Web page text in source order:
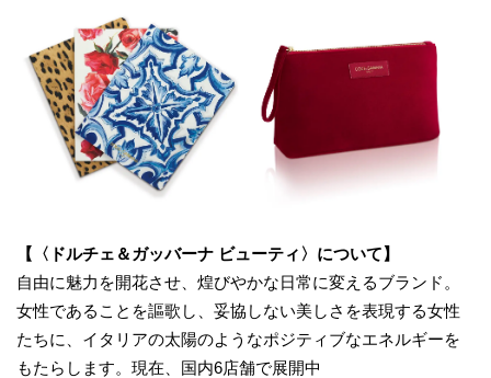
【〈ドルチェ＆ガッバーナ ビューティ〉について】
自由に魅力を開花させ、煌びやかな日常に変えるブランド。
女性であることを謳歌し、妥協しない美しさを表現する女性
たちに、イタリアの太陽のようなポジティブなエネルギーを
もたらします。現在、国内6店舗で展開中